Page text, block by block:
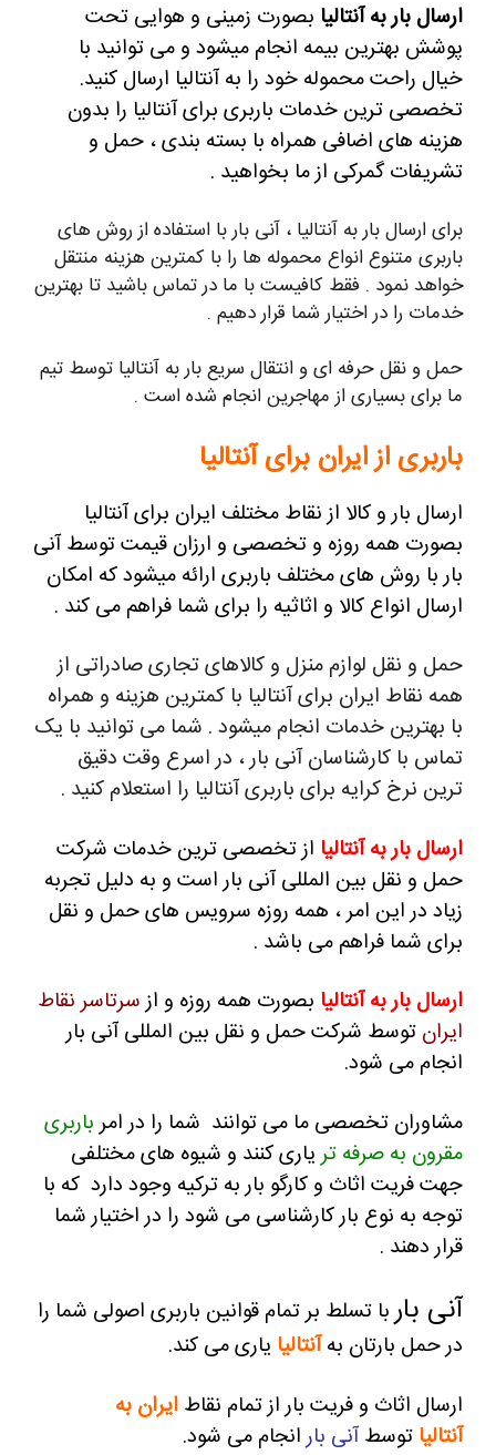
ارسال بار به آنتالیا بصورت زمینی و هوایی تحت
پوشش بهترین بیمه انجام میشود و می توانید با
خیال راحت محموله خود را به آنتالیا ارسال کنید.
تخصصی ترین خدمات باربری برای آنتالیا را بدون
هزینه های اضافی همراه با بسته بندی ، حمل و
تشریفات گمرکی از ما بخواهید .
برای ارسال بار به آنتالیا ، آنی بار با استفاده از روش های
باربری متنوع انواع محموله ها را با کمترین هزینه منتقل
خواهد نمود . فقط کافیست با ما در تماس باشید تا بهترین
خدمات را در اختیار شما قرار دهیم .
حمل و نقل حرفه ای و انتقال سریع بار به آنتالیا توسط تیم
ما برای بسیاری از مهاجرین انجام شده است .
باربری از ایران برای آنتالیا
ارسال بار و کالا از نقاط مختلف ایران برای آنتالیا
بصورت همه روزه و تخصصی و ارزان قیمت توسط آنی
بار با روش های مختلف باربری ارائه میشود که امکان
ارسال انواع کالا و اثاثیه را برای شما فراهم می کند .
حمل و نقل لوازم منزل و کالاهای تجاری صادراتی از
همه نقاط ایران برای آنتالیا با کمترین هزینه و همراه
با بهترین خدمات انجام میشود . شما می توانید با یک
تماس با کارشناسان آنی بار ، در اسرع وقت دقیق
ترین نرخ کرایه برای باربری آنتالیا را استعلام کنید .
ارسال بار به آنتالیا از تخصصی ترین خدمات شرکت
حمل و نقل بین المللی آنی بار است و به دلیل تجربه
زیاد در این امر ، همه روزه سرویس های حمل و نقل
برای شما فراهم می باشد .
ارسال بار به آنتالیا بصورت همه روزه و ازسرتاسر نقاط
ایران توسط شرکت حمل و نقل بین المللی آنی بار
انجام می شود.
مشاوران تخصصی ما می توانند شما را در امر باربری
مقرون به صرفه تر یاری کنند و شیوه های مختلفی
جهت فریت اثاث و کارگو بار به ترکیه وجود دارد که با
توجه به نوع بار کارشناسی می شود را در اختیار شما
قرار دهند .
آنی باربا تسلط بر تمام قوانین باربری اصولی شما را
در حمل بارتان بهآنتالیا یاری می کند.
ارسال اثاث و فریت بار از تمام نقاط ایران به
آنتالیا توسطآنی بارانجام می شود.